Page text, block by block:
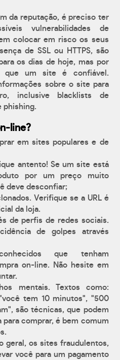
da reputação, é preciso ter
vulnerabilidades de
colocar em risco os seus
de SSL ou HTTPS, são
os dias de hoje, mas por
que um site é confiável.
sobre o site para
inclusive blacklists de
phishing.
line?
em sites populares e de
antento! Se um site está
por um preço muito
deve desconfiar;
Verifique se a URL é
da loja.
de perfis de redes sociais.
de golpes através
que tenham
on-line. Não hesite em
mentais. Textos como:
tem 10 minutos", "500
são técnicas, que podem
para comprar, é bem comum
geral, os sites fraudulentos,
você para um pagamento